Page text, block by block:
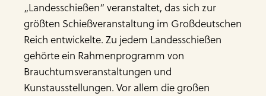
„Landesschießen“ veranstaltet, das sich zur
größten Schießveranstaltung im Großdeutschen
Reich entwickelte. Zu jedem Landesschießen
gehörte ein Rahmenprogramm von
Brauchtumsveranstaltungen und
Kunstausstellungen. Vor allem die großen